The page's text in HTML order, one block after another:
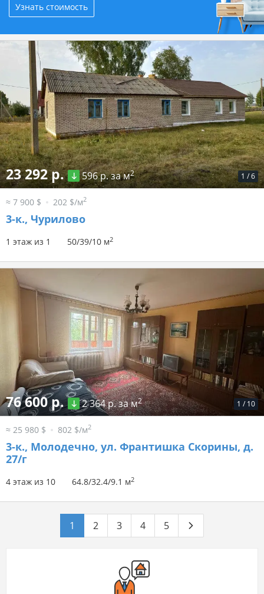
Узнать стоимость
1 /6
23 292 р. 596 р. за м2
≈ 7 900 $ 202 $/м2
3-к., Чурилово
1 этаж из 1 50/39/10 м2
1 / 10
76 600 р. 2 364 р. за м2
≈ 25 980 $ 802 $/м2
3-к., Молодечно, ул. Франтишка Скорины, д.
27/г
4 этаж из 10 64.8/32.4/9.1 м2
1 2 3 4 5